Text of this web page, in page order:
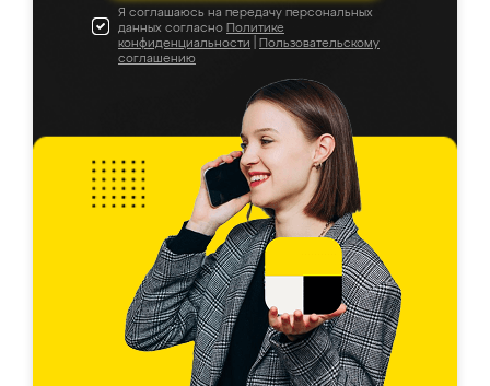
Я соглашаюсь на передачу персональных
данных согласно Политике
конфиденциальности
Пользовательскому
соглашению